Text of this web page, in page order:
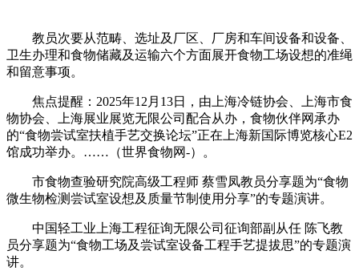
教员次要从范畴、选址及厂区、厂房和车间设备和设备、
卫生办理和食物储藏及运输六个方面展开食物工场设想的准绳
和留意事项。
焦点提醒：2025年12月13日，由上海冷链协会、上海市食
物协会、上海展业展览无限公司配合从办，食物伙伴网承办
的“食物尝试室扶植手艺交换论坛”正在上海新国际博览核心E2
馆成功举办。……（世界食物网-）。
市食物查验研究院高级工程师 蔡雪凤教员分享题为“食物
微生物检测尝试室设想及质量节制使用分享”的专题演讲。
中国轻工业上海工程征询无限公司征询部副从任 陈飞教
员分享题为“食物工场及尝试室设备工程手艺提拔思”的专题演
讲。